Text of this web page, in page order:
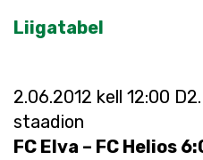
Liigatabel
2.06.2012 kell 12:00
staadion
FC Elva – FC Helios